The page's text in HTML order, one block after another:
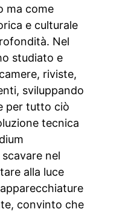
ma come
e culturale
Nel
studiato e
riviste,
sviluppando
per tutto ciò
tecnica
nel
alla luce
convinto che